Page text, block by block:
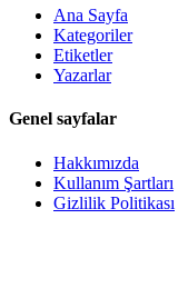
Ana Sayfa
Kategoriler
Etiketler
Yazarlar
Genel sayfalar
Hakkımızda
Kullanım Şartları
Gizlilik Politikası